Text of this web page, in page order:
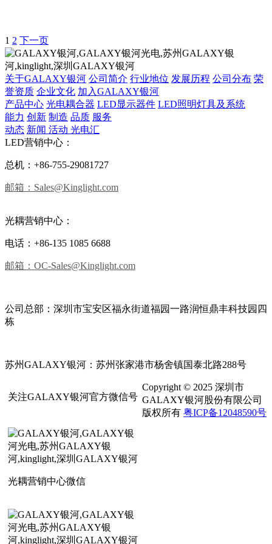
1 2 下一页
关于GALAXY银河 公司简介 行业地位 发展历程 公司分布 荣
誉资质 企业文化 加入GALAXY银河
产品中心 光电耦合器 LED显示器件 LED照明灯具及系统
能力 创新 制造 品质 服务
动态 新闻 活动 光电汇
LED营销中心：
总机：+86-755-29081727
邮箱：Sales@Kinglight.com
光耦营销中心：
电话：+86-135 1085 6688
邮箱：OC-Sales@Kinglight.com
公司总部：深圳市宝安区福永街道福园一路润恒鼎丰科技园四
栋
苏州GALAXY银河：苏州张家港市杨舍镇国泰北路288号
关注GALAXY银河官方微信号
光耦营销中心微信
Copyright © 2025 深圳市
GALAXY银河股份有限公司
版权所有 粤ICP备12048590号